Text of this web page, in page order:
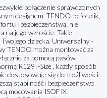
połączenie sprawdzonych
designem. TENDO to fotelik,
i bezpieczeństwa, nie
na jego wzroście. Takie
dziecka. Uniwersalny -
TENDO można montować za
za pomocą pasów
R129 i-Size , każdy sposób
dostosowuje się do możliwości
stabilność i bezpieczeństwo
mocowania ISOFIX.